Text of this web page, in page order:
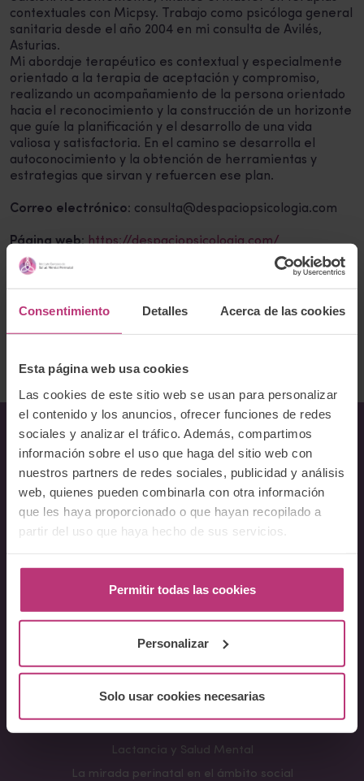
Consentimiento Detalles Acerca de las cookies
Esta página web usa cookies
Las cookies de este sitio web se usan para personalizar
el contenido y los anuncios, ofrecer funciones de redes
sociales y analizar el tráfico. Además, compartimos
información sobre el uso que haga del sitio web con
nuestros partners de redes sociales, publicidad y análisis
web, quienes pueden combinarla con otra información
que les haya proporcionado o que hayan recopilado a
partir del uso que haya hecho de sus servicios.
Permitir todas las cookies
Personalizar
Solo usar cookies necesarias
contextuales con Micpsy. Trabajo como psicóloga general
sanitaria desde el año 2004 en mi consulta de Avilés,
Asturias.
Mi abordaje terapéutico es contextual y especialmente
orientado a la terapia de aceptación y compromiso,
realizando un acompañamiento de la persona orientado
hacia el reconocimiento y la construcción de un horizonte
que guíe la planificación y el desarrollo de una vida
valiosa y satisfactoria. En el camino se desarrolla el
autoconocimiento y la obtención de herramientas y
estrategias que sirvan y refuercen ese plan.
Correo electrónico: consulta@despaciopsicologia.com
Página web:https://despaciopsicologia.com/
Teléfono:
Ofrece servicios Online
Sobre Nosotros
Acerca del Instituto
Equipo
Preguntas frecuentes
Cursos
Conferencia Neurociencia de la Lactancia y aplicaciones
Herramientas de Psicoterapia Perinatal
Lactancia y Salud Mental
La mirada perinatal en el ámbito social